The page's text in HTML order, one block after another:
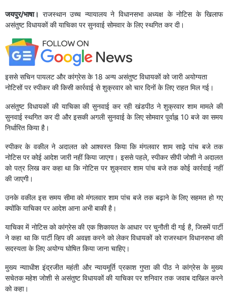
जयपुर/भाषा। राजस्थान उच्च न्यायालय ने विधानसभा अध्यक्ष के नोटिस के खिलाफ
असंतुष्ट विधायकों की याचिका पर सुनवाई सोमवार के लिए स्थगित कर दी।
इससे सचिन पायलट और कांग्रेस के 18 अन्य असंतुष्ट विधायकों को जारी अयोग्यता
नोटिसों पर स्पीकर की किसी कार्रवाई से शुक्रवार को चार दिनों के लिए राहत मिल गई।
असंतुष्ट विधायकों की याचिका की सुनवाई कर रही खंडपीठ ने शुक्रवार शाम मामले की
सुनवाई स्थगित कर दी और इसकी अगली सुनवाई के लिए सोमवार पूर्वाह्न 10 बजे का समय
निर्धारित किया है।
स्पीकर के वकील ने अदालत को आश्वस्त किया कि मंगलवार शाम साढ़े पांच बजे तक
नोटिस पर कोई आदेश जारी नहीं किया जाएगा। इससे पहले, स्पीकर सीपी जोशी ने अदालत
को पत्र लिख कर कहा था कि नोटिस पर शुक्रवार शाम पांच बजे तक कोई कार्रवाई नहीं
की जाएगी।
उनके वकील इस समय सीमा को मंगलवार शाम पांच बजे तक बढ़ाने के लिए सहमत हो गए
क्योंकि याचिका पर आदेश आना अभी बाकी है।
याचिका में नोटिस को कांग्रेस की एक शिकायत के आधार पर चुनौती दी गई है, जिसमें पार्टी
ने कहा था कि पार्टी व्हिप की अवज्ञा करने को लेकर विधायकों को राजस्थान विधानसभा की
सदस्यता के लिए अयोग्य घोषित किया जाना चाहिए।
मुख्य न्यााधीश इंद्रजीत महंती और न्यायमूर्ति प्रकाश गुप्ता की पीठ ने कांग्रेस के मुख्य
सचेतक महेश जोशी से असंतुष्ट विधायकों की याचिका पर शनिवार तक जवाब दाखिल करने
को कहा।